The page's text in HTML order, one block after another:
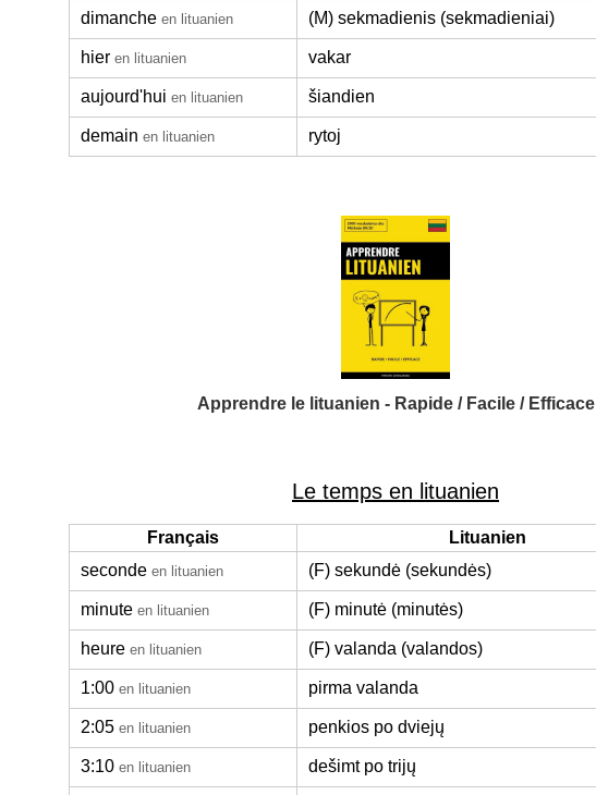
dimanche en lituanien (M) sekmadienis (sekmadieniai)
hier en lituanien vakar
aujourd'hui en lituanien šiandien
demain en lituanien rytoj
Apprendre le lituanien - Rapide / Facile / Efficace
Le temps en lituanien
Français
Lituanien
seconde en lituanien (F) sekundė (sekundės)
minute en lituanien (F) minutė (minutės)
heure en lituanien (F) valanda (valandos)
1:00 en lituanien pirma valanda
2:05 en lituanien penkios po dviejų
3:10 en lituanien dešimt po trijų